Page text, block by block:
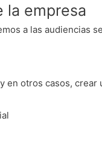
la empresa
a las audiencias
en otros casos,